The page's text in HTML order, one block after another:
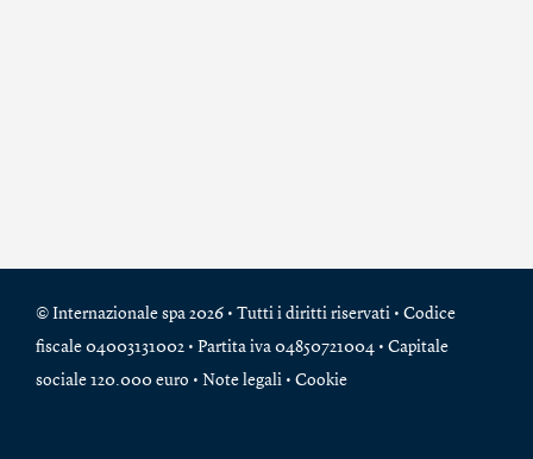
© Internazionale spa 2026 • Tutti i diritti riservati • Codice
fiscale 04003131002 • Partita iva 04850721004 • Capitale
sociale 120.000 euro • Note legali • Cookie